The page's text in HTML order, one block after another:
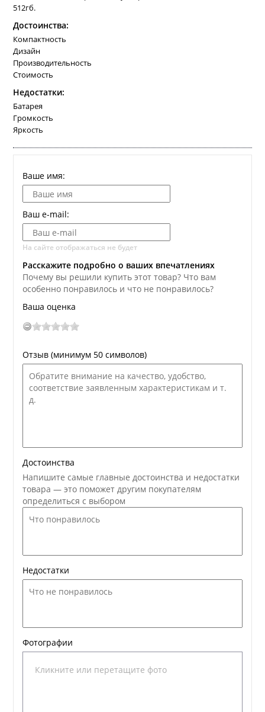
512гб.
Достоинства:
Компактность
Дизайн
Производительность
Стоимость
Недостатки:
Батарея
Громкость
Яркость
Ваше имя:
Ваш e-mail:
На сайте отображаться не будет
Расскажите подробно о ваших впечатлениях
Почему вы решили купить этот товар? Что вам
особенно понравилось и что не понравилось?
Ваша оценка
Отзыв (минимум 50 символов)
Достоинства
Напишите самые главные достоинства и недостатки
товара — это поможет другим покупателям
определиться с выбором
Недостатки
Фотографии
Кликните или перетащите фото